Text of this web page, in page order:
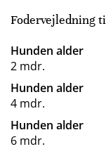
Fodervejledning
Hunden alder
2 mdr.
Hunden alder
4 mdr.
Hunden alder
6 mdr.